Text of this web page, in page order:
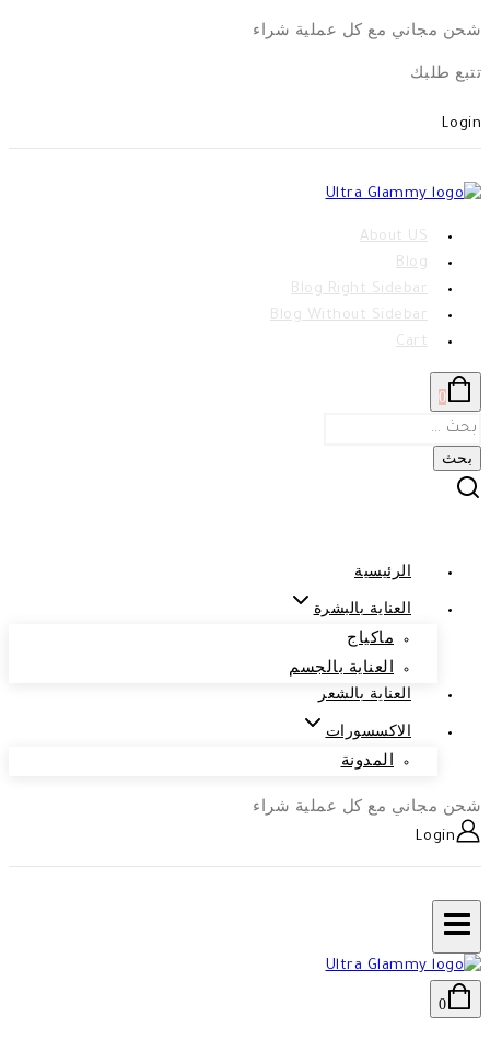
Skip
content
شحن مجاني مع كل عملية شراء
تتبع طلبك
Login
About US
Blog
Blog Right Sidebar
Blog Without Sidebar
Cart
0
البحث
عن:
الرئيسية
العناية بالبشرة
ماكياج
العناية بالجسم
العناية بالشعر
الاكسسورات
المدونة
شحن مجاني مع كل عملية شراء
Login
0